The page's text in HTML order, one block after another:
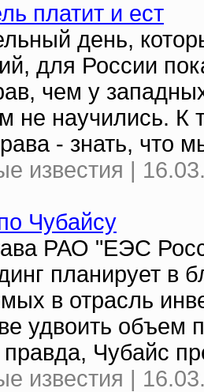
платит и ест
день,
для России
чем у
не научились.
- знать, что
известия |
Чубайсу
РАО "ЕЭС
планирует в
в отрасль
удвоить объем
правда, Чубайс
известия |